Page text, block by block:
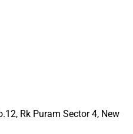
Rk Puram Sector 4, New